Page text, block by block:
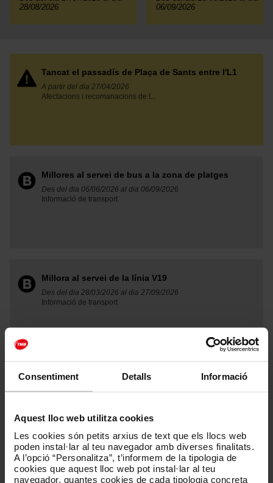
Consentiment Detalls Informació
Aquest lloc web utilitza cookies
Les cookies són petits arxius de text que els llocs web
poden instal·lar al teu navegador amb diverses finalitats.
A l’opció “Personalitza”, t’informem de la tipologia de
cookies que aquest lloc web pot instal·lar al teu
navegador, quantes cookies de cada tipologia concreta
28/08/2026
06/09/2026
Tancat el passadís de Plaça de Sants entre l'L1
A partir del dia 27/04/2026
Afectacions i recomanacions de t...
Millores al servei de bus a la zona de platges
Des del dia 06/06/2026 al dia 06/09/2026
Informació de transport
Millora al servei de la línia V19
Des del dia 28/03/2026 al dia 27/09/2026
Informació de transport
Circuit Festival